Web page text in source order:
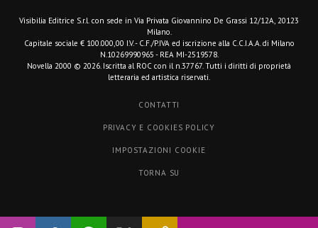
Visibilia Editrice S.r.l. con sede in Via Privata Giovannino De Grassi 12/12A, 20123
Milano.
Capitale sociale € 100.000,00 I.V. - C.F./P.IVA ed iscrizione alla C.C.I.A.A. di Milano
N.10269990965 - REA MI-2519578.
Novella 2000 © 2026. Iscritta al ROC con il n.37767. Tutti i diritti di proprietà
letteraria ed artistica riservati.
CONTATTI
PRIVACY E COOKIES POLICY
IMPOSTAZIONI COOKIE
TORNA SU